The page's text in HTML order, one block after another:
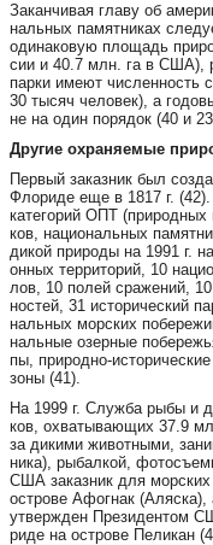
За­кан­чи­вая гла­ву об
наль­ных па­мят­ни­ках
оди­на­ко­вую пло­щадь
сии и 40.7 млн. га в США),
пар­ки име­ют чис­лен­ность
30 ты­сяч че­ло­век), а
не на один по­ря­док (40 и
Дру­гие ох­ра­ня­е­мые
Пер­вый за­каз­ник был
Фло­ри­де еще в 1817 г.
ка­те­го­рий ОПТ
ков, на­ци­о­наль­ных
ди­кой при­ро­ды на 1991 г.
он­ных тер­ри­то­рий, 10
лов, 10 по­лей сра­же­ний,
нос­тей, 31 ис­то­ри­чес­кий
наль­ных морс­ких
наль­ные озер­ные
пы, при­род­но-
зо­ны (41).
На 1999 г. Служ­ба ры­бы и
ков, ох­ва­ты­ва­ю­щих 37.9
за ди­ки­ми жи­вот­ны­ми,
ни­ка), ры­бал­кой,
США за­каз­ник для
ост­ро­ве Афог­нак (Аляс­ка),
ут­ве­рж­ден Пре­зи­ден­том
ри­де на ост­ро­ве Пе­ли­кан